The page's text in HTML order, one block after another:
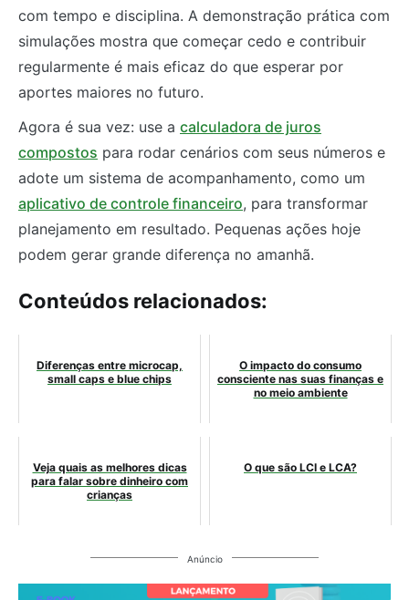
com tempo e disciplina. A demonstração prática com
simulações mostra que começar cedo e contribuir
regularmente é mais eficaz do que esperar por
aportes maiores no futuro.
Agora é sua vez: use a calculadora de juros
compostos para rodar cenários com seus números e
adote um sistema de acompanhamento, como um
aplicativo de controle financeiro, para transformar
planejamento em resultado. Pequenas ações hoje
podem gerar grande diferença no amanhã.
Conteúdos relacionados:
Diferenças entre microcap,
small caps e blue chips
O impacto do consumo
consciente nas suas finanças e
no meio ambiente
Veja quais as melhores dicas
para falar sobre dinheiro com
crianças
O que são LCI e LCA?
Anúncio